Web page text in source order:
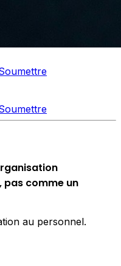
comme un
au personnel.